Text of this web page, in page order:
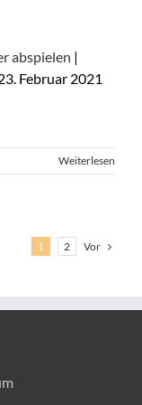
abspielen |
Februar 2021
Weiterlesen
1 2 Vor